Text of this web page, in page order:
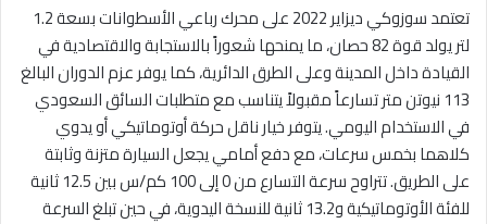
تعتمد سوزوكي ديزاير 2022 على محرك رباعي الأسطوانات بسعة 1.2
لتر يولد قوة 82 حصان، ما يمنحها شعوراً بالاستجابة والاقتصادية في
القيادة داخل المدينة وعلى الطرق الدائرية، كما يوفر عزم الدوران البالغ
113 نيوتن متر تسارعاً مقبولاً يتناسب مع متطلبات السائق السعودي
في الاستخدام اليومي. يتوفر خيار ناقل حركة أوتوماتيكي أو يدوي
كلاهما بخمس سرعات، مع دفع أمامي يجعل السيارة متزنة وثابتة
على الطريق. تتراوح سرعة التسارع من 0 إلى 100 كم/س بين 12.5 ثانية
للفئة الأوتوماتيكية و13.2 ثانية للنسخة اليدوية، في حين تبلغ السرعة